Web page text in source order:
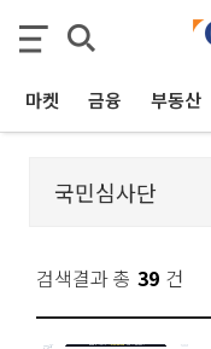
마켓 금융 부동산
검색결과 총 39 건